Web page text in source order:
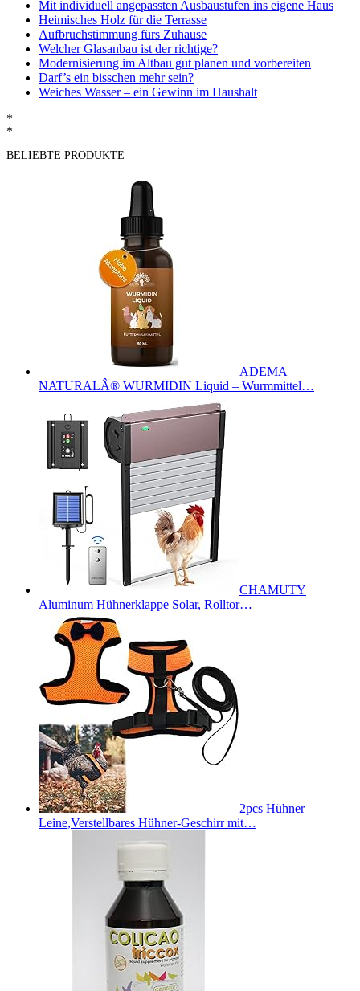
Mit individuell angepassten Ausbaustufen ins eigene Haus
Heimisches Holz für die Terrasse
Aufbruchstimmung fürs Zuhause
Welcher Glasanbau ist der richtige?
Modernisierung im Altbau gut planen und vorbereiten
Darf’s ein bisschen mehr sein?
Weiches Wasser – ein Gewinn im Haushalt
*
*
BELIEBTE PRODUKTE
ADEMA
NATURALÂ® WURMIDIN Liquid – Wurmmittel…
CHAMUTY
Aluminum Hühnerklappe Solar, Rolltor…
2pcs Hühner
Leine,Verstellbares Hühner-Geschirr mit…